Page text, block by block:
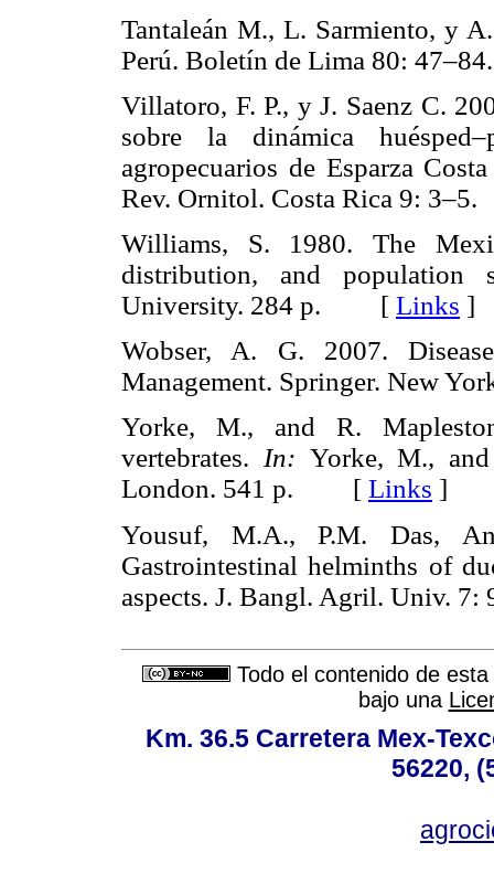
Tantaleán M., L. Sarmiento, y
Perú. Boletín de Lima 80:
Villatoro, F. P., y J. Saenz C.
sobre la dinámica
agropecuarios de Esparza
Rev. Ornitol. Costa Rica 9:
Williams, S. 1980. The
distribution, and population
University. 284 p. [ Links ]
Wobser, A. G. 2007.
Management. Springer. New
Yorke, M., and R.
vertebrates. In: Yorke, M.,
London. 541 p. [ Links ]
Yousuf, M.A., P.M. Das,
Gastrointestinal helminths of
aspects. J. Bangl. Agril.
Todo el contenido de
bajo una
Km. 36.5 Carretera Mex-
56220,